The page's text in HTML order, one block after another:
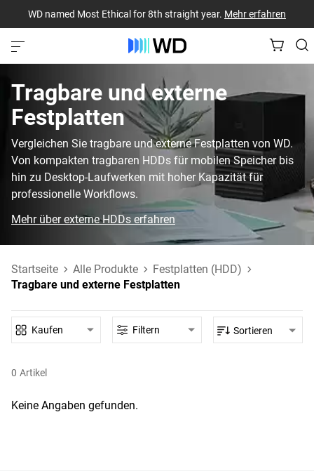
WD named Most Ethical for 8th straight year. Mehr erfahren
Tragbare und externe
Festplatten
Vergleichen Sie tragbare und externe Festplatten von WD.
Von kompakten tragbaren HDDs für mobilen Speicher bis
hin zu Desktop-Laufwerken mit hoher Kapazität für
professionelle Workflows.
Mehr über externe HDDs erfahren
Startseite Alle Produkte
Festplatten (HDD)
Tragbare und externe Festplatten
0 Artikel
Kaufen Filtern Sortieren
Keine Angaben gefunden.